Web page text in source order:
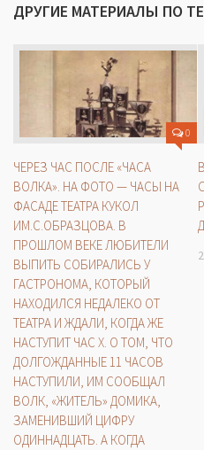
ДРУГИЕ МАТЕРИАЛЫ ПО
0
ЧЕРЕЗ ЧАС ПОСЛЕ «ЧАСА
ВОЛКА». НА ФОТО — ЧАСЫ НА
ФАСАДЕ ТЕАТРА КУКОЛ
ИМ.С.ОБРАЗЦОВА. В
ПРОШЛОМ ВЕКЕ ЛЮБИТЕЛИ
ВЫПИТЬ СОБИРАЛИСЬ У
ГАСТРОНОМА, КОТОРЫЙ
НАХОДИЛСЯ НЕДАЛЕКО ОТ
ТЕАТРА И ЖДАЛИ, КОГДА ЖЕ
НАСТУПИТ ЧАС Х. О ТОМ, ЧТО
ДОЛГОЖДАННЫЕ 11 ЧАСОВ
НАСТУПИЛИ, ИМ СООБЩАЛ
ВОЛК, «ЖИТЕЛЬ» ДОМИКА,
ЗАМЕНИВШИЙ ЦИФРУ
ОДИННАДЦАТЬ. А КОГДА